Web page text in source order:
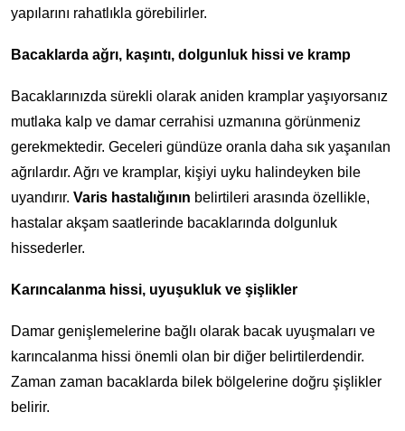
yapılarını rahatlıkla görebilirler.
Bacaklarda ağrı, kaşıntı, dolgunluk hissi ve kramp
Bacaklarınızda sürekli olarak aniden kramplar yaşıyorsanız
mutlaka kalp ve damar cerrahisi uzmanına görünmeniz
gerekmektedir. Geceleri gündüze oranla daha sık yaşanılan
ağrılardır. Ağrı ve kramplar, kişiyi uyku halindeyken bile
uyandırır. Varis hastalığının belirtileri arasında özellikle,
hastalar akşam saatlerinde bacaklarında dolgunluk
hissederler.
Karıncalanma hissi, uyuşukluk ve şişlikler
Damar genişlemelerine bağlı olarak bacak uyuşmaları ve
karıncalanma hissi önemli olan bir diğer belirtilerdendir.
Zaman zaman bacaklarda bilek bölgelerine doğru şişlikler
belirir.